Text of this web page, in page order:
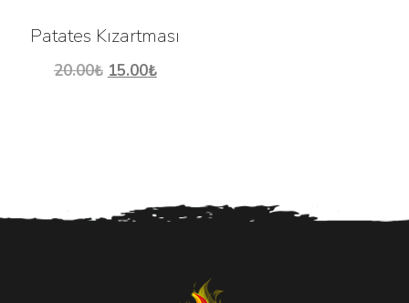
Patates Kızartması
20.00₺ Orijinal
15.00₺Şu